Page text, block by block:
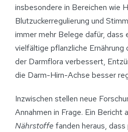
insbesondere in Bereichen wie
Blutzuckerregulierung und
immer mehr Belege dafür,
vielfältige pflanzliche Ernährung
der Darmflora verbessert,
die Darm-Hirn-Achse besser
Inzwischen stellen neue
Annahmen in Frage. Ein Bericht
Nährstoffe fanden heraus,